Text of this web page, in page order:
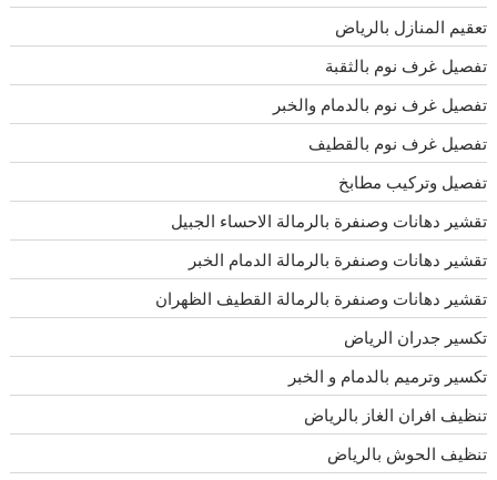
تعقيم المنازل بالرياض
تفصيل غرف نوم بالثقبة
تفصيل غرف نوم بالدمام والخبر
تفصيل غرف نوم بالقطيف
تفصيل وتركيب مطابخ
تقشير دهانات وصنفرة بالرمالة الاحساء الجبيل
تقشير دهانات وصنفرة بالرمالة الدمام الخبر
تقشير دهانات وصنفرة بالرمالة القطيف الظهران
تكسير جدران الرياض
تكسير وترميم بالدمام و الخبر
تنظيف افران الغاز بالرياض
تنظيف الحوش بالرياض